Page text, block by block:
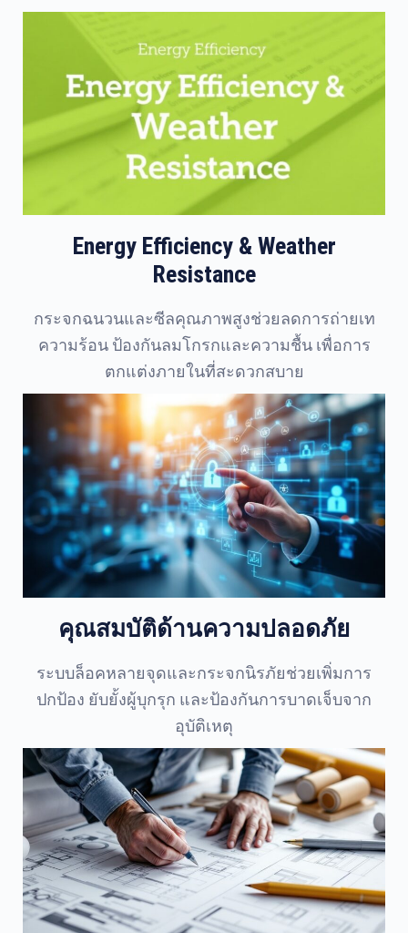
Energy Efficiency & Weather
Resistance
กระจกฉนวนและซีลคุณภาพสูงช่วยลดการถ่ายเท
ความร้อน ป้องกันลมโกรกและความชื้น เพื่อการ
ตกแต่งภายในที่สะดวกสบาย
คุณสมบัติด้านความปลอดภัย
ระบบล็อคหลายจุดและกระจกนิรภัยช่วยเพิ่มการ
ปกป้อง ยับยั้งผู้บุกรุก และป้องกันการบาดเจ็บจาก
อุบัติเหตุ